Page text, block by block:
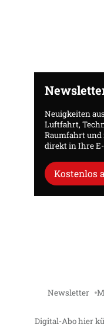
Neuigkeiten
Luftfahrt,
Raumfahrt und
direkt in Ihre
Kostenlos
Newsletter
Digital-Abo hier